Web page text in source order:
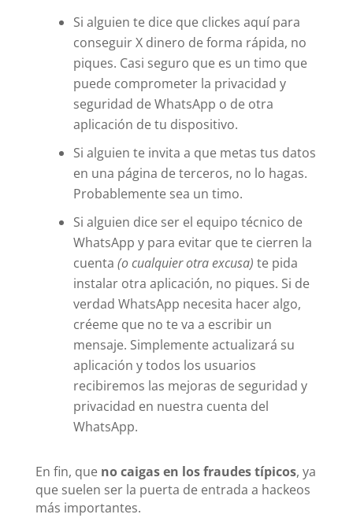
Si alguien te dice que clickes aquí para
conseguir X dinero de forma rápida, no
piques. Casi seguro que es un timo que
puede comprometer la privacidad y
seguridad de WhatsApp o de otra
aplicación de tu dispositivo.
Si alguien te invita a que metas tus datos
en una página de terceros, no lo hagas.
Probablemente sea un timo.
Si alguien dice ser el equipo técnico de
WhatsApp y para evitar que te cierren la
cuenta (o cualquier otra excusa) te pida
instalar otra aplicación, no piques. Si de
verdad WhatsApp necesita hacer algo,
créeme que no te va a escribir un
mensaje. Simplemente actualizará su
aplicación y todos los usuarios
recibiremos las mejoras de seguridad y
privacidad en nuestra cuenta del
WhatsApp.
En fin, queno caigas en los fraudes típicos, ya
que suelen ser la puerta de entrada a hackeos
más importantes.